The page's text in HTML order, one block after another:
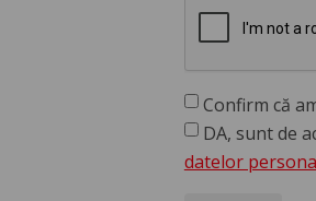
Confirm că
DA, sunt de
datelor